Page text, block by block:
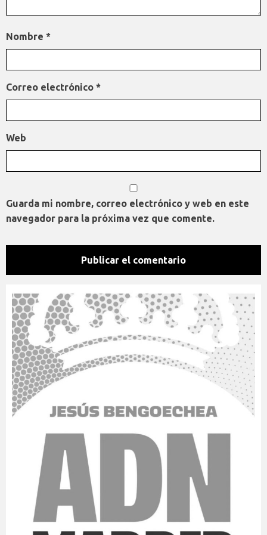
Nombre *
Correo electrónico *
Web
Guarda mi nombre, correo electrónico y web en este
navegador para la próxima vez que comente.